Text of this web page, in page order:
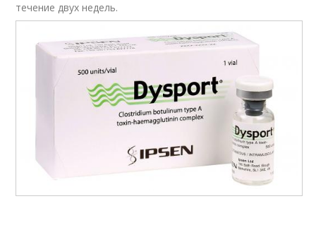
течение двух недель.